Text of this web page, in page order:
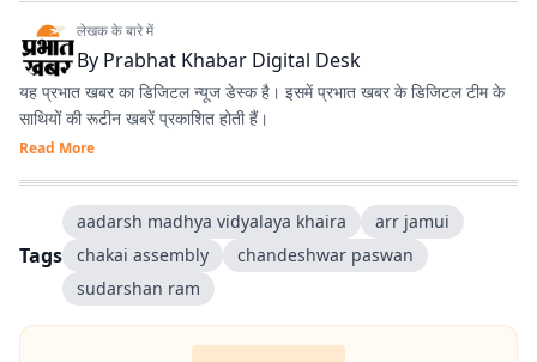
लेखक के बारे में
By Prabhat Khabar Digital Desk
यह प्रभात खबर का डिजिटल न्यूज डेस्क है। इसमें प्रभात खबर के डिजिटल टीम के
साथियों की रूटीन खबरें प्रकाशित होती हैं।
Read More
Tags
aadarsh madhya vidyalaya khaira
arr jamui
chakai assembly
chandeshwar paswan
sudarshan ram